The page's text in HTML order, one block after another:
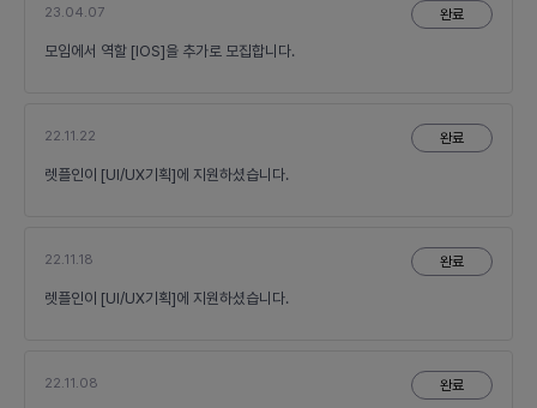
완료
23.04.07
모임에서 역할 [IOS]을 추가로 모집합니다.
완료
22.11.22
렛플인이 [UI/UX기획]에 지원하셨습니다.
완료
22.11.18
렛플인이 [UI/UX기획]에 지원하셨습니다.
완료
22.11.08